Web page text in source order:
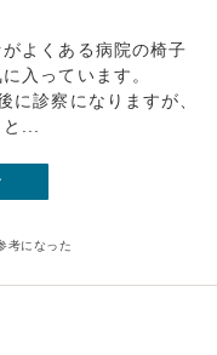
よくある病院の椅子
入っています。
に診察になりますが、
...
考になった